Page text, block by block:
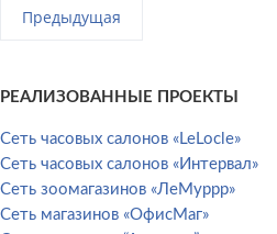
Предыдущая
РЕАЛИЗОВАННЫЕ ПРОЕКТЫ
Сеть часовых салонов «LeLocle»
Сеть часовых салонов «Интервал»
Сеть зоомагазинов «ЛеМуррр»
Сеть магазинов «ОфисМаг»